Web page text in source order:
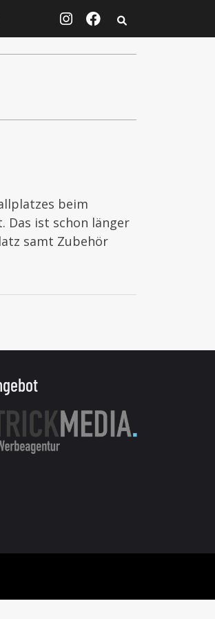
beim
Das ist schon länger
samt Zubehör